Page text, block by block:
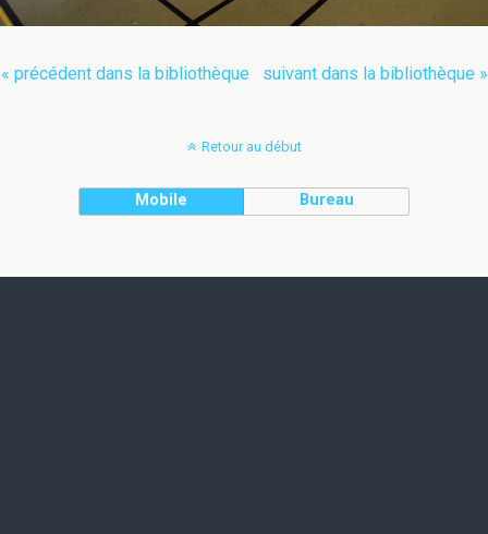
« précédent dans la bibliothèque suivant dans la bibliothèque »
Retour au début
Mobile Bureau